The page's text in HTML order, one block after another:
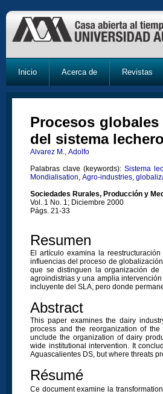
Inicio Acerca de Revistas
Procesos
del sistema
Alvarez M., Adolfo
Palabras clave (keywords): Sistema
Mondialisation Agro-industries
Sociedades Rurales, Producción y
Vol. 1 No. 1; Diciembre 2000
Págs. 21-33
Resumen
El artículo examina la
influencias del proceso de
que se distinguen la organización
agroindistrias y una amplia
incluyente del SLA, pero donde
Abstract
This paper examines the dairy
process and the reorganization of
unclude the organization of dairy
wide institutional intervention. It
Aguascalientes DS, but where threats
Résumé
Ce document examine la